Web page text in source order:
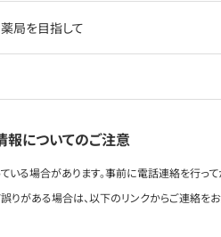
局を目指して
報についてのご注意
る場合があります。事前に電話連絡を行っ
りがある場合は、以下のリンクからご連絡を